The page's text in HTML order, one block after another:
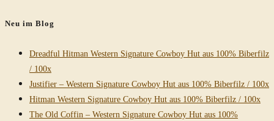
Neu im Blog
Dreadful Hitman Western Signature Cowboy Hut aus 100% Biberfilz
/ 100x
Justifier – Western Signature Cowboy Hut aus 100% Biberfilz / 100x
Hitman Western Signature Cowboy Hut aus 100% Biberfilz / 100x
The Old Coffin – Western Signature Cowboy Hut aus 100%